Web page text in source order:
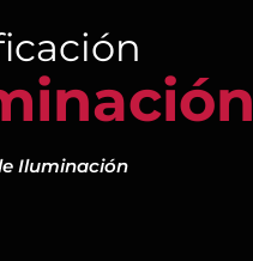
Iluminación